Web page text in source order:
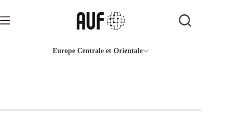
contenu
Europe Centrale et Orientale